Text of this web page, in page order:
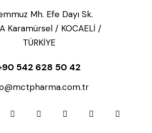
Mh. Efe Dayı Sk.
Karamürsel / KOCAELİ /
TÜRKİYE
542 628 50 42